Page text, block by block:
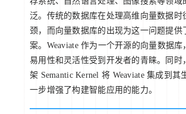
泛。传统的数据库在处理高维向量数据时
颈，而向量数据库的出现为这一问题提供
案。Weaviate 作为一个开源的向量数据库
易用性和灵活性受到开发者的青睐。同时
架 Semantic Kernel 将 Weaviate 集成到其
一步增强了构建智能应用的能力。